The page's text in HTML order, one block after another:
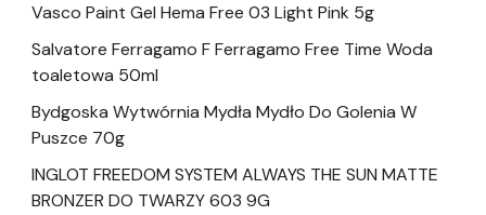
Vasco Paint Gel Hema Free 03 Light Pink 5g
Salvatore Ferragamo F Ferragamo Free Time Woda
toaletowa 50ml
Bydgoska Wytwórnia Mydła Mydło Do Golenia W
Puszce 70g
INGLOT FREEDOM SYSTEM ALWAYS THE SUN MATTE
BRONZER DO TWARZY 603 9G